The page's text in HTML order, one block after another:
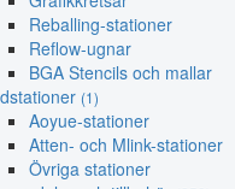
Reballing-stationer
Reflow-ugnar
BGA Stencils och mallar
(1)
Aoyue-stationer
Atten- och Mlink-stationer
Övriga stationer